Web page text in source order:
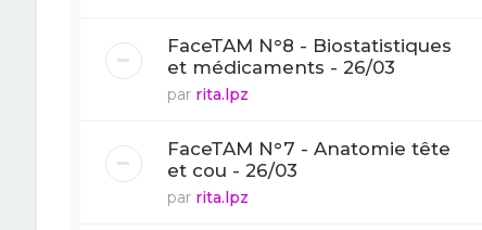
FaceTAM N°8 - Biostatistiques
et médicaments - 26/03
par rita.lpz
FaceTAM N°7 - Anatomie tête
et cou - 26/03
par rita.lpz